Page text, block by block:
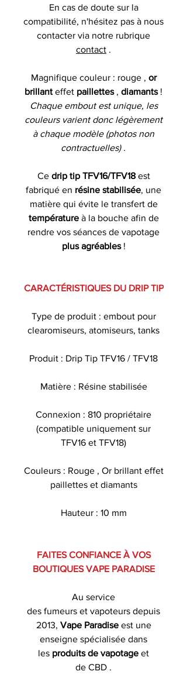
En cas de doute sur la
compatibilité, n'hésitez pas à nous
contacter via notre rubrique
contact .
Magnifique couleur : rouge , or
brillant effet paillettes, diamants!
Chaque embout est unique, les
couleurs varient donc légèrement
à chaque modèle (photos non
contractuelles) .
Ce drip tip TFV16/TFV18est
fabriqué en résine stabilisée, une
matière qui évite le transfert de
températureà la bouche afin de
rendre vos séances de vapotage
plus agréables!
CARACTÉRISTIQUES DU DRIP TIP
Type de produit : embout pour
clearomiseurs, atomiseurs, tanks
Produit : Drip Tip TFV16 / TFV18
Matière : Résine stabilisée
Connexion : 810 propriétaire
(compatible uniquement sur
TFV16 et TFV18)
Couleurs : Rouge , Or brillant effet
paillettes et diamants
Hauteur : 10 mm
FAITES CONFIANCE À VOS
BOUTIQUES VAPE PARADISE
Au service
des fumeurs et vapoteurs depuis
2013, Vape Paradiseest une
enseigne spécialisée dans
les produits de vapotage et
de CBD .